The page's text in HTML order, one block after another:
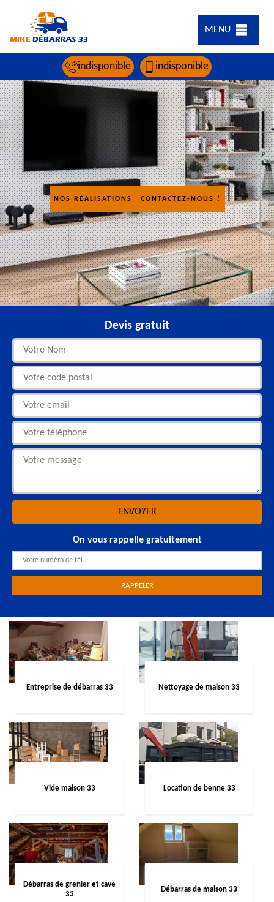
MENU
indisponible indisponible
NOS RÉALISATIONS CONTACTEZ-NOUS !
Devis gratuit
On vous rappelle gratuitement
Entreprise de débarras 33 Nettoyage de maison 33
Vide maison 33 Location de benne 33
Débarras de grenier et cave
33
Débarras de maison 33